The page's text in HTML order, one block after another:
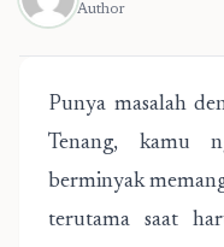
Author
Punya masalah
Tenang, kamu
berminyak
terutama saat